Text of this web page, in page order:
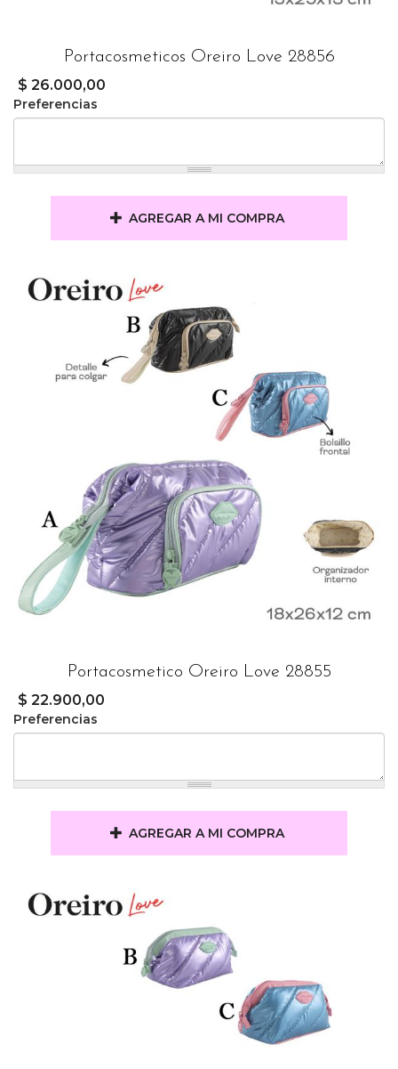
Portacosmeticos Oreiro Love 28856
$ 26.000,00
Preferencias
AGREGAR A MI COMPRA
Portacosmetico Oreiro Love 28855
$ 22.900,00
Preferencias
AGREGAR A MI COMPRA